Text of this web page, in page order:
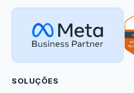
SOLUÇÕES